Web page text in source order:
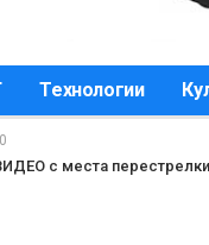
Технологии
с места